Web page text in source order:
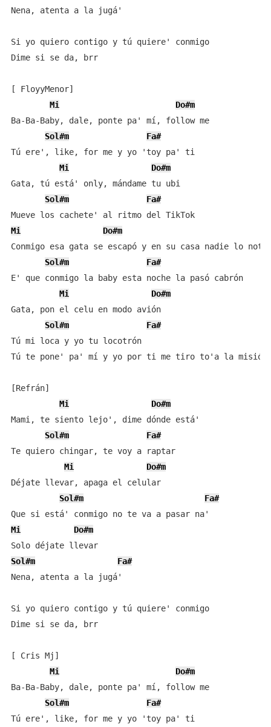
Nena, atenta a la jugá'
Si yo quiero contigo y tú quiere' conmigo
Dime si se da, brr
[ FloyyMenor]
Mi
Do#m
Ba-Ba-Baby, dale, ponte pa' mí, follow me
Sol#m
Fa#
Tú ere', like, for me y yo 'toy pa' ti
Mi
Do#m
Gata, tú está' only, mándame tu ubi
Sol#m
Fa#
Mueve los cachete' al ritmo del TikTok
Mi
Do#m
Conmigo esa gata se escapó y en su casa nadie lo notó
Sol#m
Fa#
E' que conmigo la baby esta noche la pasó cabrón
Mi
Do#m
Gata, pon el celu en modo avión
Sol#m
Fa#
Tú mi loca y yo tu locotrón
Tú te pone' pa' mí y yo por ti me tiro to'a la misión
[Refrán]
Mi
Do#m
Mami, te siento lejo', dime dónde está'
Sol#m
Fa#
Te quiero chingar, te voy a raptar
Mi
Do#m
Déjate llevar, apaga el celular
Sol#m
Fa#
Mi
Do#m
Solo déjate llevar
Sol#m
Fa#
Nena, atenta a la jugá'
Si yo quiero contigo y tú quiere' conmigo
Dime si se da, brr
[ Cris Mj]
Mi
Do#m
Ba-Ba-Baby, dale, ponte pa' mí, follow me
Sol#m
Fa#
Tú ere', like, for me y yo 'toy pa' ti